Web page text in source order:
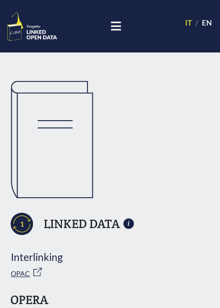
IT EN
1 LINKED DATA
Interlinking
OPAC
OPERA